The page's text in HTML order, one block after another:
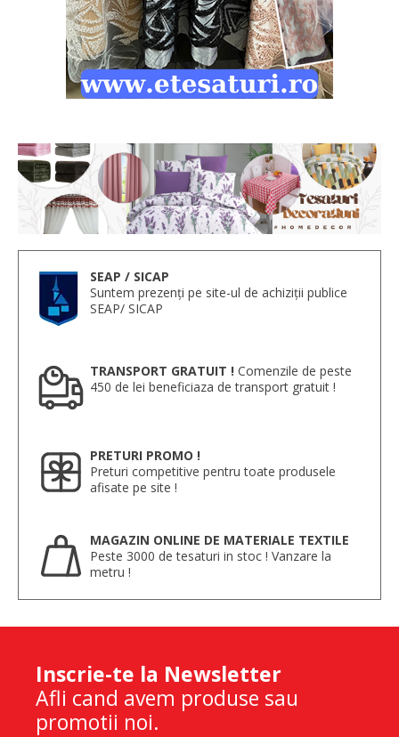
SEAP / SICAP
Suntem prezenți pe site-ul de achiziții publice
SEAP/ SICAP
TRANSPORT GRATUIT ! Comenzile de peste
450 de lei beneficiaza de transport gratuit !
PRETURI PROMO !
Preturi competitive pentru toate produsele
afisate pe site !
MAGAZIN ONLINE DE MATERIALE TEXTILE
Peste 3000 de tesaturi in stoc ! Vanzare la
metru !
Inscrie-te la Newsletter
Afli cand avem produse sau
promotii noi.